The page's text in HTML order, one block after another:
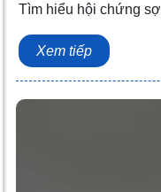
Tìm hiểu hội chứng
Xem tiếp